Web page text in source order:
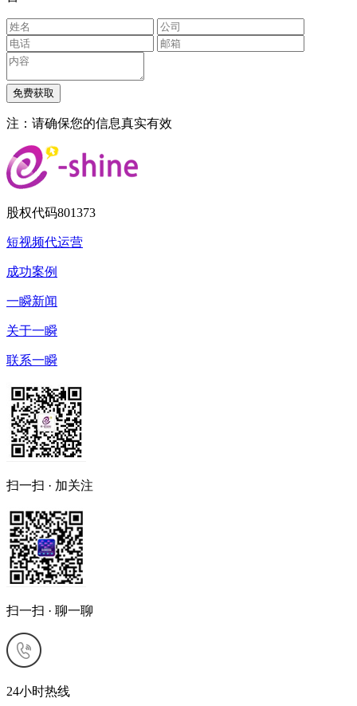
注：请确保您的信息真实有效
股权代码801373
短视频代运营
成功案例
一瞬新闻
关于一瞬
联系一瞬
扫一扫 · 加关注
扫一扫 · 聊一聊
24小时热线